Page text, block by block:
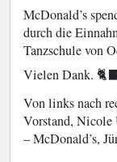
McDonald’s
durch die
Tanzschule von
Vielen Dank.
Von links nach
Vorstand, Nicole
– McDonald’s,